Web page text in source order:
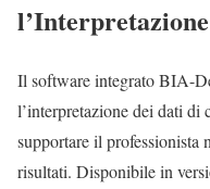
Il software integrato BIA-
l’interpretazione dei dati di
supportare il professionista
risultati. Disponibile in